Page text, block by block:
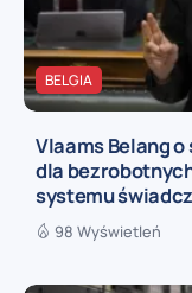
BELGIA
Vlaams Belang
dla
systemu
98 Wyświetleń